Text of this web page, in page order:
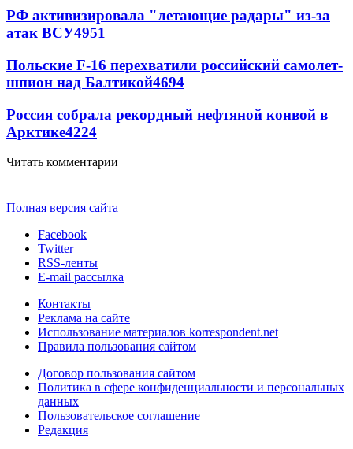
РФ активизировала "летающие радары" из-за
атак ВСУ4951
Польские F-16 перехватили российский самолет-
шпион над Балтикой4694
Россия собрала рекордный нефтяной конвой в
Арктике4224
Читать комментарии
Полная версия сайта
Facebook
Twitter
RSS-ленты
E-mail рассылка
Контакты
Реклама на сайте
Использование материалов korrespondent.net
Правила пользования сайтом
Договор пользования сайтом
Политика в сфере конфиденциальности и персональных
данных
Пользовательское соглашение
Редакция